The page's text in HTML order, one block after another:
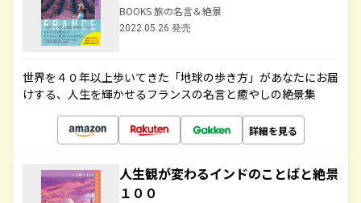
BOOKS 旅の名言＆絶景
2022.05.26 発売
世界を４０年以上歩いてきた「地球の歩き方」があなたにお届
けする、人生を輝かせるフランスの名言と癒やしの絶景集
詳細を見る
人生観が変わるインドのことばと絶景
１００